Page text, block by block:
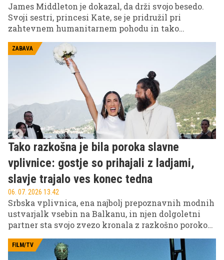
James Middleton je dokazal, da drži svojo besedo.
Svoji sestri, princesi Kate, se je pridružil pri
zahtevnem humanitarnem pohodu in tako
trenutkih med njenim zdravljenjem.
ZABAVA
Tako razkošna je bila poroka slavne
vplivnice: gostje so prihajali z ladjami,
slavje trajalo ves konec tedna
06. 07. 2026 13.42
Srbska vplivnica, ena najbolj prepoznavnih modnih
ustvarjalk vsebin na Balkanu, in njen dolgoletni
partner sta svojo zvezo kronala z razkošno poroko
FILM/TV